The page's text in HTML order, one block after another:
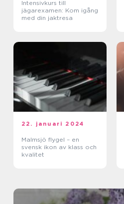
Intensivkurs till
jägarexamen: Kom igång
med din jaktresa
22. januari 2024
Malmsjö flygel – en
svensk ikon av klass och
kvalitet